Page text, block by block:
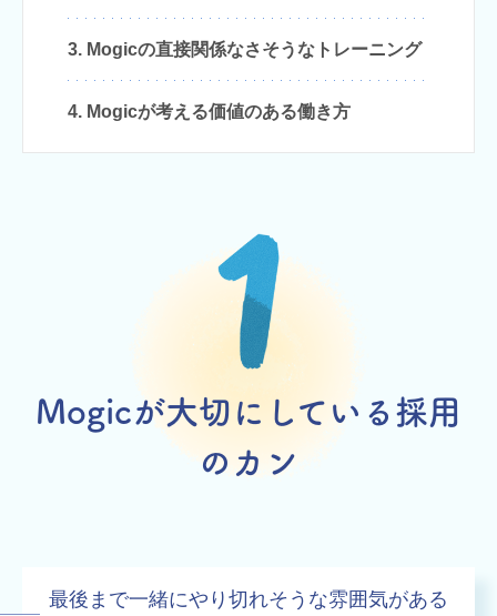
3. Mogicの直接関係なさそうなトレーニング
4. Mogicが考える価値のある働き方
Mogicが大切にしている採用
のカン
最後まで一緒にやり切れそうな雰囲気がある